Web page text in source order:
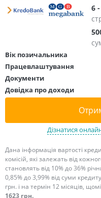
6
Вік позичальника
Працевлаштування
Документи
Довідка про доходи
Дізнатися
Дана інформація вартості
комісій, які залежать від
становлять від 10% до 36%
0,85% до 3,99% від суми
грн. і на термін 12 місяців,
1623 грн.